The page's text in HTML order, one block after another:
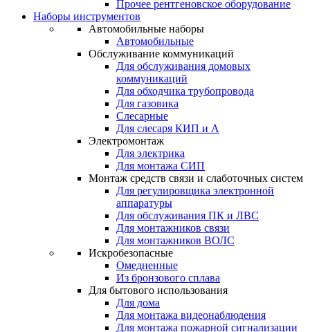
Прочее рентгеновское оборудование
Наборы инструментов
Автомобильные наборы
Автомобильные
Обслуживание коммуникаций
Для обслуживания домовых
коммуникаций
Для обходчика трубопровода
Для газовика
Слесарные
Для слесаря КИП и А
Электромонтаж
Для электрика
Для монтажа СИП
Монтаж средств связи и слаботочных систем
Для регулировщика электронной
аппаратуры
Для обслуживания ПК и ЛВС
Для монтажников связи
Для монтажников ВОЛС
Искробезопасные
Омедненные
Из бронзового сплава
Для бытового использования
Для дома
Для монтажа видеонаблюдения
Для монтажа пожарной сигнализации